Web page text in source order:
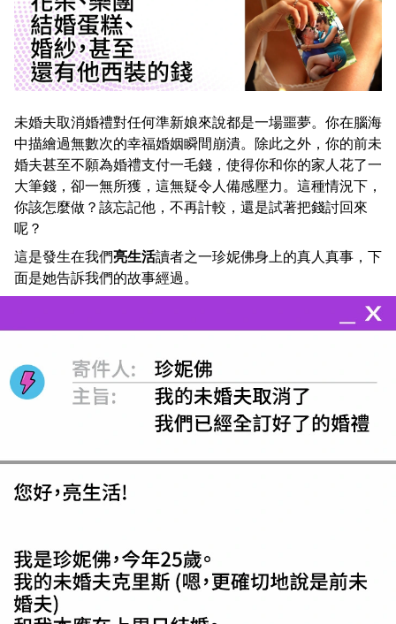
未婚夫取消婚禮對任何準新娘來說都是一場噩夢。你在腦海
中描繪過無數次的幸福婚姻瞬間崩潰。除此之外，你的前未
婚夫甚至不願為婚禮支付一毛錢，使得你和你的家人花了一
大筆錢，卻一無所獲，這無疑令人備感壓力。這種情況下，
你該怎麼做？該忘記他，不再計較，還是試著把錢討回來
呢？
這是發生在我們亮生活讀者之一珍妮佛身上的真人真事，下
面是她告訴我們的故事經過。